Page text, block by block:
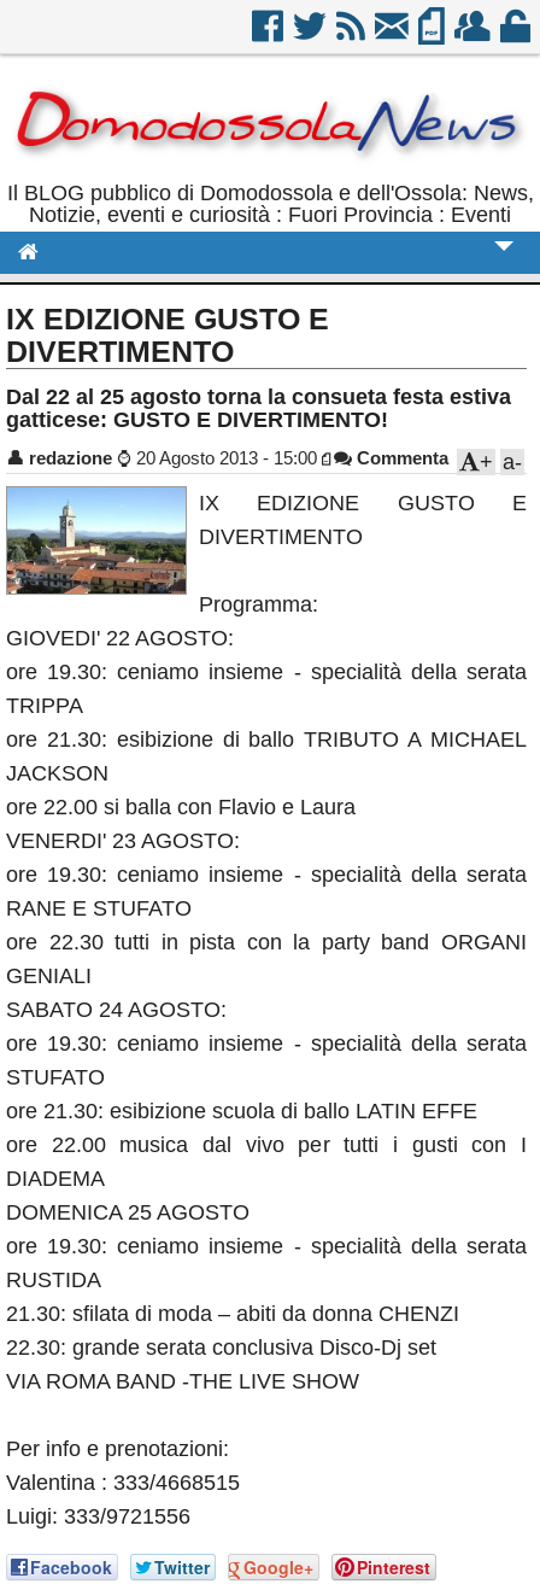
Il BLOG pubblico di Domodossola e dell'Ossola: News,
Notizie, eventi e curiosità : Fuori Provincia : Eventi
Politica
Sport
Eventi
Rubriche
Calendario
Annunci
IX EDIZIONE GUSTO E
DIVERTIMENTO
Dal 22 al 25 agosto torna la consueta festa estiva
gatticese: GUSTO E DIVERTIMENTO!
👤 redazione ⌚ 20 Agosto 2013 - 15:00 Commenta a-
+
IX EDIZIONE GUSTO E
DIVERTIMENTO
Programma:
GIOVEDI' 22 AGOSTO:
ore 19.30: ceniamo insieme - specialità della serata
TRIPPA
ore 21.30: esibizione di ballo TRIBUTO A MICHAEL
JACKSON
ore 22.00 si balla con Flavio e Laura
VENERDI' 23 AGOSTO:
ore 19.30: ceniamo insieme - specialità della serata
RANE E STUFATO
ore 22.30 tutti in pista con la party band ORGANI
GENIALI
SABATO 24 AGOSTO:
ore 19.30: ceniamo insieme - specialità della serata
STUFATO
ore 21.30: esibizione scuola di ballo LATIN EFFE
ore 22.00 musica dal vivo per tutti i gusti con I
DIADEMA
DOMENICA 25 AGOSTO
ore 19.30: ceniamo insieme - specialità della serata
RUSTIDA
21.30: sfilata di moda – abiti da donna CHENZI
22.30: grande serata conclusiva Disco-Dj set
VIA ROMA BAND -THE LIVE SHOW
Per info e prenotazioni:
Valentina : 333/4668515
Luigi: 333/9721556
Facebook Twitter Google+ Pinterest